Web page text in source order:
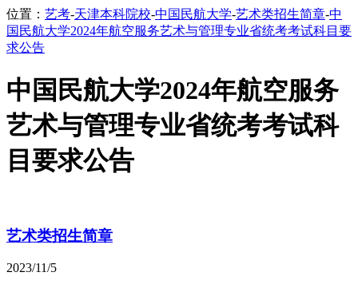
位置： 艺考-天津本科院校-中国民航大学-艺术类招生简章-中
国民航大学2024年航空服务艺术与管理专业省统考考试科目要
求公告
中国民航大学2024年航空服务
艺术与管理专业省统考考试科
目要求公告
艺术类招生简章
2023/11/5